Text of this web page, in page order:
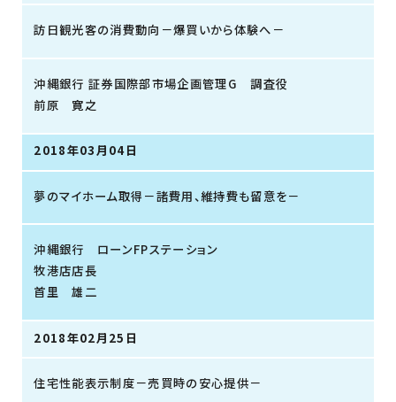
訪日観光客の消費動向－爆買いから体験へ－
沖縄銀行 証券国際部市場企画管理G 調査役
前原 寛之
2018年03月04日
夢のマイホーム取得－諸費用、維持費も留意を－
沖縄銀行 ローンFPステーション
牧港店店長
首里 雄二
2018年02月25日
住宅性能表示制度－売買時の安心提供－